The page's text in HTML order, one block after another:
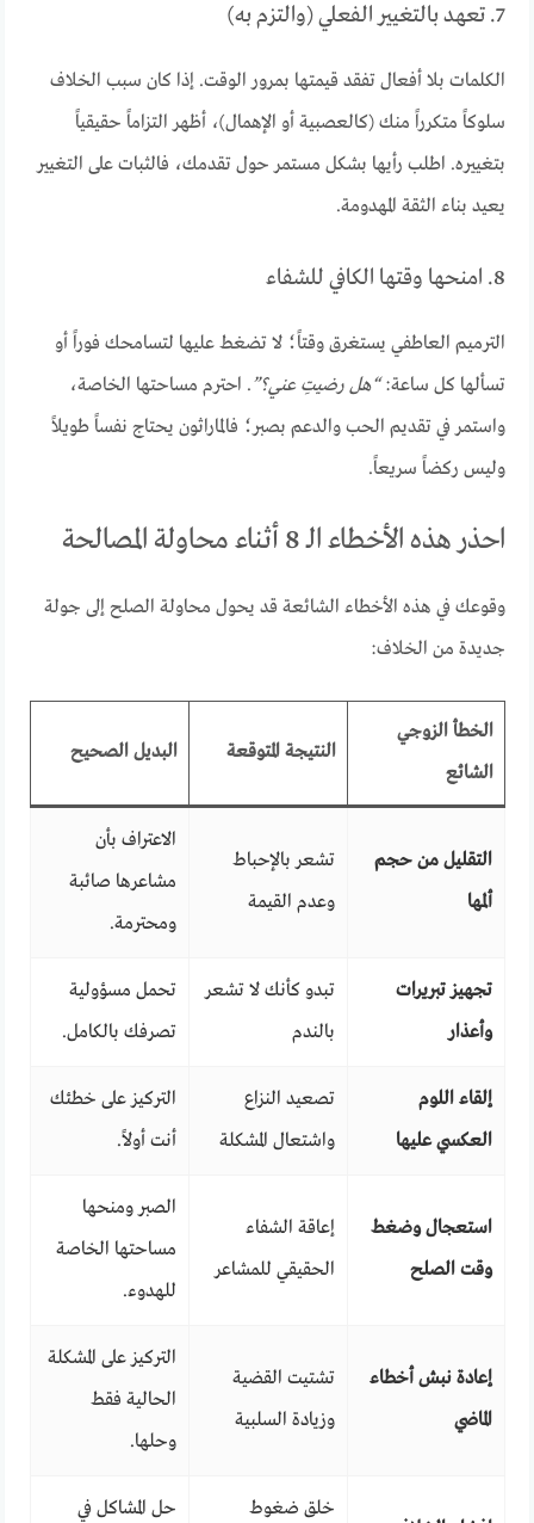
7. تعهد بالتغيير الفعلي (والتزم به)
الكلمات بلا أفعال تفقد قيمتها بمرور الوقت. إذا كان سبب الخلاف
سلوكاً متكرراً منك (كالعصبية أو الإهمال)، أظهر التزاماً حقيقياً
بتغييره. اطلب رأيها بشكل مستمر حول تقدمك، فالثبات على التغيير
يعيد بناء الثقة المهدومة.
8. امنحها وقتها الكافي للشفاء
الترميم العاطفي يستغرق وقتاً؛ لا تضغط عليها لتسامحك فوراً أو
تسألها كل ساعة:“هل رضيتِ عني؟”. احترم مساحتها الخاصة،
واستمر في تقديم الحب والدعم بصبر؛ فالماراثون يحتاج نفساً طويلاً
وليس ركضاً سريعاً.
احذر هذه الأخطاء الـ 8 أثناء محاولة المصالحة
وقوعك في هذه الأخطاء الشائعة قد يحول محاولة الصلح إلى جولة
جديدة من الخلاف:
الخطأ الزوجي
الشائع
النتيجة المتوقعة البديل الصحيح
التقليل من حجم
ألمها
تشعر بالإحباط
وعدم القيمة
الاعتراف بأن
مشاعرها صائبة
ومحترمة.
تجهيز تبريرات
وأعذار
تبدو كأنك لا تشعر
بالندم
تحمل مسؤولية
تصرفك بالكامل.
إلقاء اللوم
العكسي عليها
تصعيد النزاع
واشتعال المشكلة
التركيز على خطئك
أنت أولاً.
استعجال وضغط
وقت الصلح
إعاقة الشفاء
الحقيقي للمشاعر
الصبر ومنحها
مساحتها الخاصة
للهدوء.
إعادة نبش أخطاء
الماضي
تشتيت القضية
وزيادة السلبية
التركيز على المشكلة
الحالية فقط
وحلها.
خلق ضغوط حل المشاكل في